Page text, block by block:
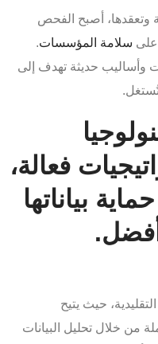
وتعقدها، أصبح الفحص
على سلامة المؤسسات.
وأساليب حديثة تهدف إلى
فعالة،
بياناتها
حيث يتيح
من خلال تحليل البيانات